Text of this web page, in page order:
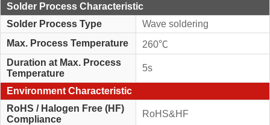
Solder Process Characteristic
Solder Process Type
Wave soldering
Max. Process Temperature
260℃
Duration at Max. Process
Temperature
5s
Environment Characteristic
RoHS / Halogen Free (HF)
Compliance
RoHS&HF